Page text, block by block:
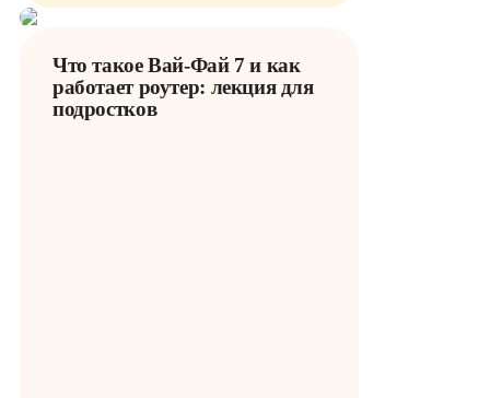
Что такое Вай-Фай 7 и как
работает роутер: лекция для
подростков